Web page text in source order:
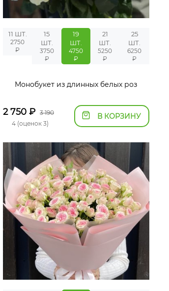
11 ШТ.
2750
₽
15
ШТ.
3750
₽
19
ШТ.
4750
₽
21
ШТ.
5250
₽
25
ШТ.
6250
₽
Монобукет из длинных белых роз
2 750₽
3 190
4 (оценок 3)
В КОРЗИНУ